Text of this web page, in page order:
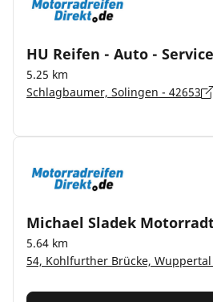
HU Reifen - Auto - Service
5.25 km
Schlagbaumer, Solingen - 42653
Michael Sladek
5.64 km
54, Kohlfurther Brücke, Wuppertal